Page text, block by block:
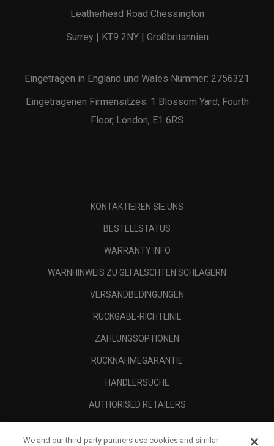
Leatherhead Road Chessington
Surrey | KT9 2NY | Großbritannien
Eingetragen in England und Wales Nummer: 2756321
Eingetragenen Firmensitzes: 1 Blossom Yard, Fourth
Floor, London, E1 6RS
KONTAKTIEREN SIE UNS
BESTELLSTATUS
WARRANTY INFO
WARNHINWEIS ZU GEFÄLSCHTEN SCHLÄGERN
VERSANDBEDINGUNGEN
RÜCKGABE-RICHTLINIE
ZAHLUNGSOPTIONEN
RÜCKNAHMEGARANTIE
HÄNDLERSUCHE
AUTHORISED RETAILERS
We and our third-party partners use cookies and similar